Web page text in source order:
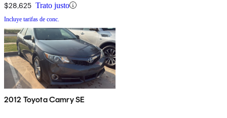
$28,625 Trato justo
Incluye tarifas de conc.
2012 Toyota Camry SE